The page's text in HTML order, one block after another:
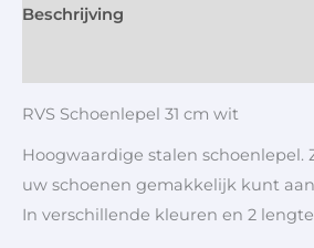
Beschrijving
RVS Schoenlepel 31 cm wit
Hoogwaardige stalen schoenlepel.
uw schoenen gemakkelijk kunt
In verschillende kleuren en 2